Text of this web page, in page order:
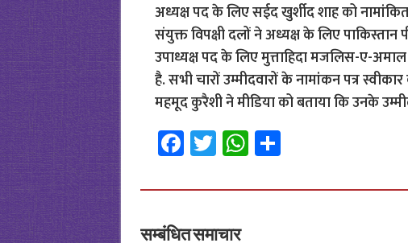
अध्यक्ष पद के लिए सईद खुर्शीद शाह को
संयुक्त विपक्षी दलों ने अध्यक्ष के लिए पाकिस्तान
उपाध्यक्ष पद के लिए मुत्ताहिदा मजलिस-ए-
है. सभी चारों उम्मीदवारों के नामांकन पत्र
महमूद कुरैशी ने मीडिया को बताया कि उनके
Fa
ce
b
o
T
wi
tt
er
W
h
at
S
h
ar
सम्बंधित समाचार